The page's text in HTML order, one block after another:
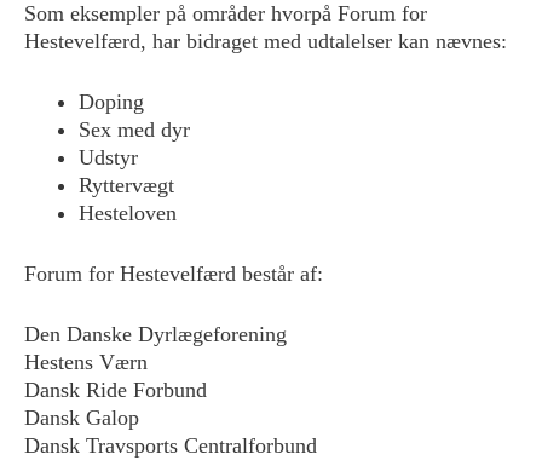
Som eksempler på områder hvorpå Forum for
Hestevelfærd, har bidraget med udtalelser kan nævnes:
Doping
Sex med dyr
Udstyr
Ryttervægt
Hesteloven
Forum for Hestevelfærd består af:
Den Danske Dyrlægeforening
Hestens Værn
Dansk Ride Forbund
Dansk Galop
Dansk Travsports Centralforbund